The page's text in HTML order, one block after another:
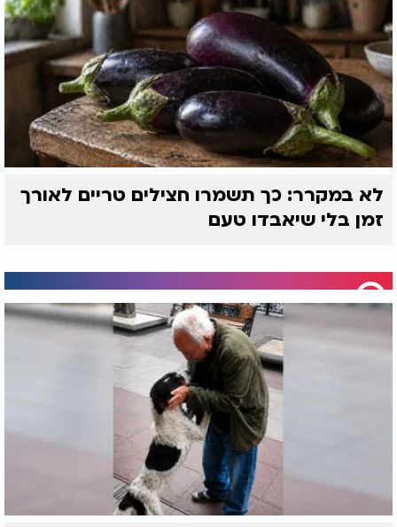
לא במקרר: כך תשמרו חצילים טריים לאורך
זמן בלי שיאבדו טעם